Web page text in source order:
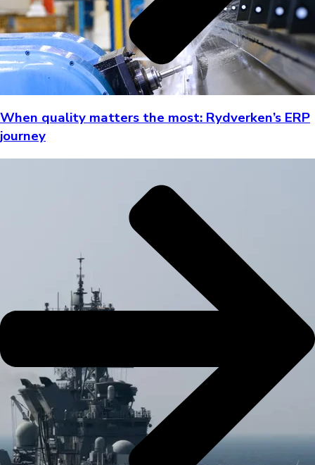
When quality matters the most: Rydverken’s ERP
journey